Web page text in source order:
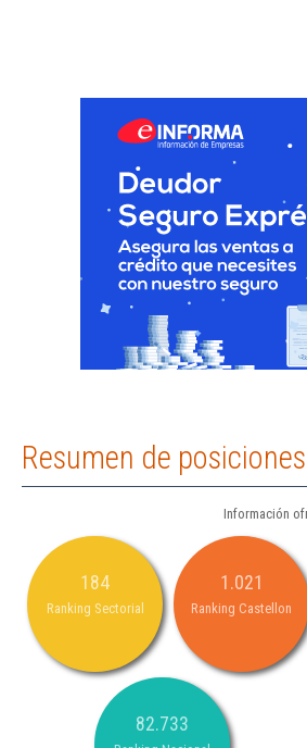
Resumen de
Información
184
Ranking Sectorial
1.021
Ranking Castellon
82.733